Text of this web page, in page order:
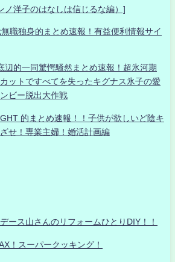
ノ洋子のはなしは信じるな編）]
独身的まとめ速報！有益便利情報サイ
辺的一同驚愕騒然まとめ速報！超氷河期
ットですべてを失ったキグナス氷子の愛
ビー脱出大作戦
的まとめ速報！！子供が欲しいど陰キ
せ！専業主婦！婚活計画編
ース山さんのリフォームひとりDIY！！
！スーパークッキング！